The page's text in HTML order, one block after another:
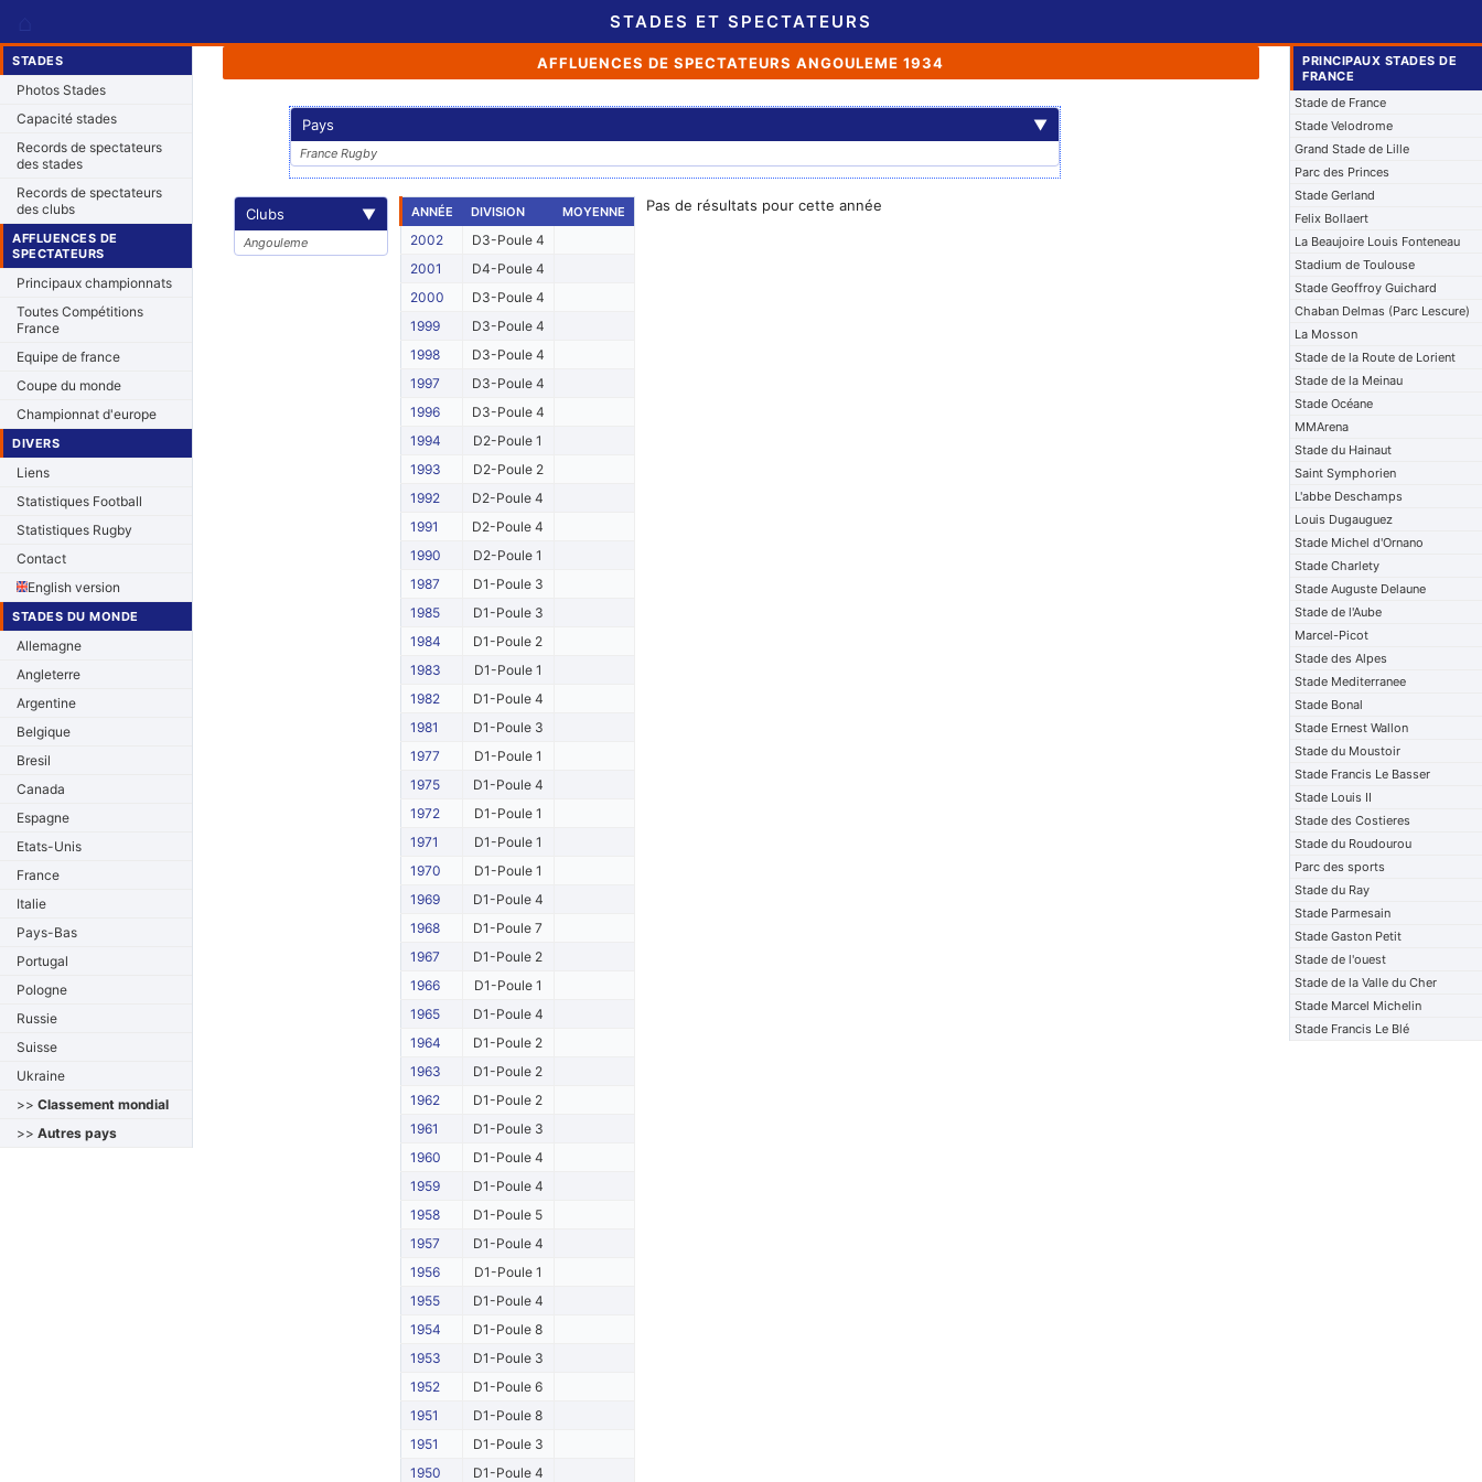
STADES ET SPECTATEURS
STADES
Photos Stades
Capacité stades
Records de spectateurs
des stades
Records de spectateurs
des clubs
AFFLUENCES DE
SPECTATEURS
Principaux championnats
Toutes Compétitions
France
Equipe de france
Coupe du monde
Championnat d'europe
DIVERS
Liens
Statistiques Football
Statistiques Rugby
Contact
English version
STADES DU MONDE
Allemagne
Angleterre
Argentine
Belgique
Bresil
Canada
Espagne
Etats-Unis
France
Italie
Pays-Bas
Portugal
Pologne
Russie
Suisse
Ukraine
>> Classement mondial
>> Autres pays
AFFLUENCES DE SPECTATEURS ANGOULEME 1934
Pays ▼
France Rugby
Clubs ▼
Angouleme
ANNÉE DIVISION MOYENNE
2002
D3-Poule 4
2001
D4-Poule 4
2000
D3-Poule 4
1999
D3-Poule 4
1998
D3-Poule 4
1997
D3-Poule 4
1996
D3-Poule 4
1994
D2-Poule 1
1993
D2-Poule 2
1992
D2-Poule 4
1991
D2-Poule 4
1990
D2-Poule 1
1987
D1-Poule 3
1985
D1-Poule 3
1984
D1-Poule 2
1983
D1-Poule 1
1982
D1-Poule 4
1981
D1-Poule 3
1977
D1-Poule 1
1975
D1-Poule 4
1972
D1-Poule 1
1971
D1-Poule 1
1970
D1-Poule 1
1969
D1-Poule 4
1968
D1-Poule 7
1967
D1-Poule 2
1966
D1-Poule 1
1965
D1-Poule 4
1964
D1-Poule 2
1963
D1-Poule 2
1962
D1-Poule 2
1961
D1-Poule 3
1960
D1-Poule 4
1959
D1-Poule 4
1958
D1-Poule 5
1957
D1-Poule 4
1956
D1-Poule 1
1955
D1-Poule 4
1954
D1-Poule 8
1953
D1-Poule 3
1952
D1-Poule 6
1951
D1-Poule 8
1951
D1-Poule 3
1950
D1-Poule 4
Pas de résultats pour cette année
PRINCIPAUX STADES DE
FRANCE
Stade de France
Stade Velodrome
Grand Stade de Lille
Parc des Princes
Stade Gerland
Felix Bollaert
La Beaujoire Louis Fonteneau
Stadium de Toulouse
Stade Geoffroy Guichard
Chaban Delmas (Parc Lescure)
La Mosson
Stade de la Route de Lorient
Stade de la Meinau
Stade Océane
MMArena
Stade du Hainaut
Saint Symphorien
L'abbe Deschamps
Louis Dugauguez
Stade Michel d'Ornano
Stade Charlety
Stade Auguste Delaune
Stade de l'Aube
Marcel-Picot
Stade des Alpes
Stade Mediterranee
Stade Bonal
Stade Ernest Wallon
Stade du Moustoir
Stade Francis Le Basser
Stade Louis II
Stade des Costieres
Stade du Roudourou
Parc des sports
Stade du Ray
Stade Parmesain
Stade Gaston Petit
Stade de l'ouest
Stade de la Valle du Cher
Stade Marcel Michelin
Stade Francis Le Blé